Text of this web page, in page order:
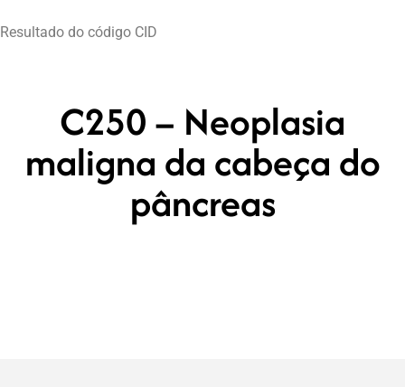
Resultado do código CID
C250 – Neoplasia
maligna da cabeça do
pâncreas